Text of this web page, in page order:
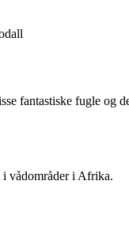
fantastiske fugle og
i vådområder i Afrika.